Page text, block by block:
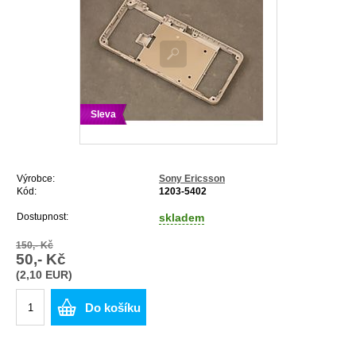
Sleva
Výrobce:
Sony Ericsson
Kód:
1203-5402
Dostupnost: skladem
150,- Kč
50,- Kč
(2,10 EUR)
Do košíku